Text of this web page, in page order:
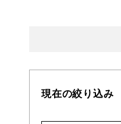
現在の絞り込み